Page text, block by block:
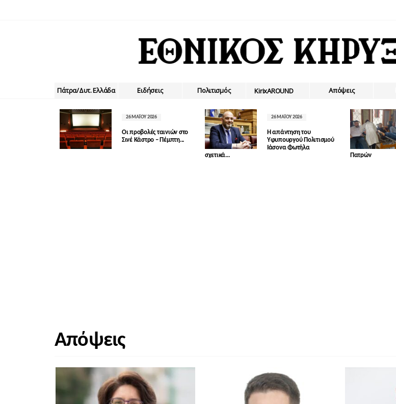
Πάτρα/Δυτ. Ελλάδα Ειδήσεις Πολιτισμός ΚirixAROUND Απόψεις
26 ΜΑΪ́ΟΥ 2026
Οι προβολές ταινιών στο
Σινέ Κάστρο – Πέμπτη...
26 ΜΑΪ́ΟΥ 2026
Η απάντηση του
Υφυπουργού Πολιτισμού
Ιάσονα Φωτήλα
σχετικά...
Πατρών
Απόψεις